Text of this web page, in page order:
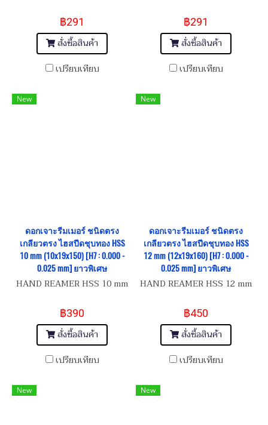
฿291
สั่งซื้อสินค้า
เปรียบเทียบ
฿291
สั่งซื้อสินค้า
เปรียบเทียบ
New
ดอกเจาะรีมเมอร์ ชนิดตรง
เกลียวตรง ไฮสปีดชุบทอง HSS
10 mm (10x19x150) [H7 : 0.000 -
0.025 mm] ยาวพิเศษ
HAND REAMER HSS 10 mm
฿390
สั่งซื้อสินค้า
เปรียบเทียบ
New
ดอกเจาะรีมเมอร์ ชนิดตรง
เกลียวตรง ไฮสปีดชุบทอง HSS
12 mm (12x19x160) [H7 : 0.000 -
0.025 mm] ยาวพิเศษ
HAND REAMER HSS 12 mm
฿450
สั่งซื้อสินค้า
เปรียบเทียบ
New New